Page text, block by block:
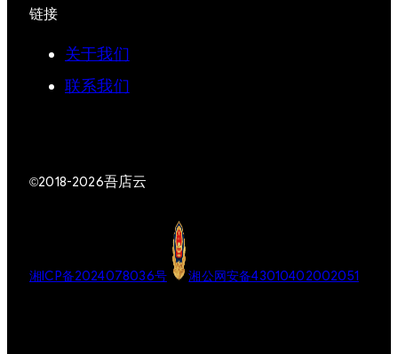
链接
关于我们
联系我们
©2018-2026吾店云
湘ICP备2024078036号 湘公网安备43010402002051